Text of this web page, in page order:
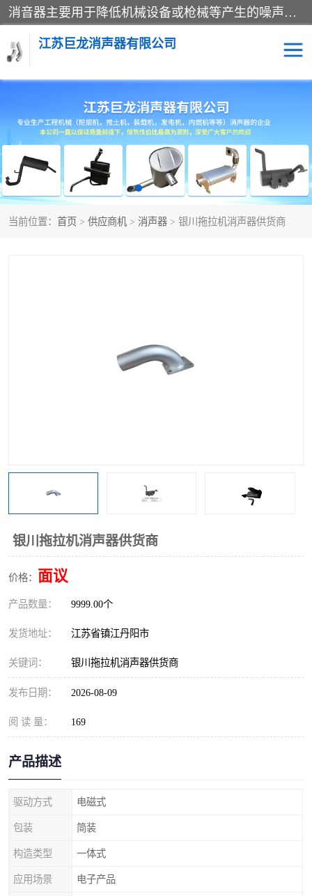
消音器主要用于降低机械设备或枪械等产生的噪声。它通过阻尼或增加排气面积来降低排气速度和功率，从而降低噪声。常见的消音器类型包括阻性消声器、抗性消声器、共振消声器以及阻抗复合式消声器等。这些消音器各有特点，适用于不同频率的噪声消除。
江苏巨龙消声器有限公司
当前位置： 首页 > 供应商机 > 消声器 > 银川拖拉机消声器供货商
银川拖拉机消声器供货商
价格： 面议
产品数量： 9999.00个
发货地址： 江苏省镇江丹阳市
关键词： 银川拖拉机消声器供货商
发布日期： 2026-08-09
阅 读 量： 169
产品描述
驱动方式 电磁式
包装 简装
构造类型 一体式
应用场景 电子产品
消声器